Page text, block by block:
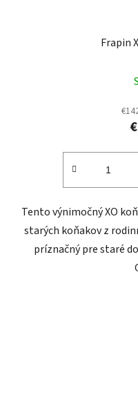
Frapin
Tento výnimočný XO
starých koňakov z
príznačný pre staré